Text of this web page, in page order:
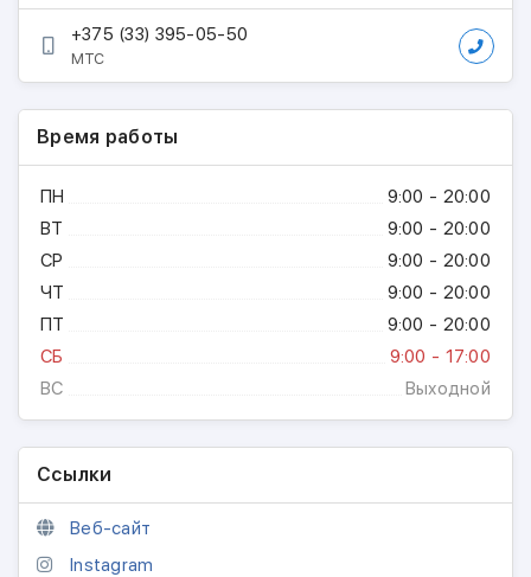
+375 (33) 395-05-50
МТС
Время работы
ПН
9:00 - 20:00
ВТ
9:00 - 20:00
СР
9:00 - 20:00
ЧТ
9:00 - 20:00
ПТ
9:00 - 20:00
СБ
9:00 - 17:00
ВС
Выходной
Ссылки
Веб-сайт
Instagram